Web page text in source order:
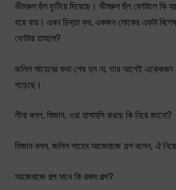
ভীমরুল হুঁল ফুটিয়ে দিয়েছে। ভীমরুল হুঁল ফোটালে কি
হয়ে যায়। এখন চিন্তা কর, একজন লোকের একটা
ফোটায় তাহলে?
জলিল সাহেবের কথা শেষ হল না, তার আগেই একেকজন
পড়েছে।
লীনা বলল, মিজান, ওরা হাসাহসি করছে কি নিয়ে জানো?
মিজান বলল, জলিল সাহেব আজেবাজে গল্প বলেন, ঐ
আজেবাজে গল্প মানে কি রকম গল্প?